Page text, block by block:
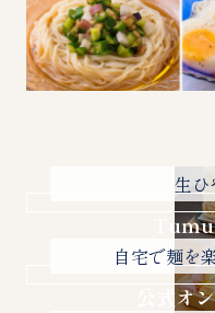
生ひ
自宅で麺を
公式オ